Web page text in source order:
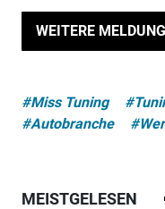
WEITERE
#Miss Tuning
#Autobranche
MEISTGELESEN